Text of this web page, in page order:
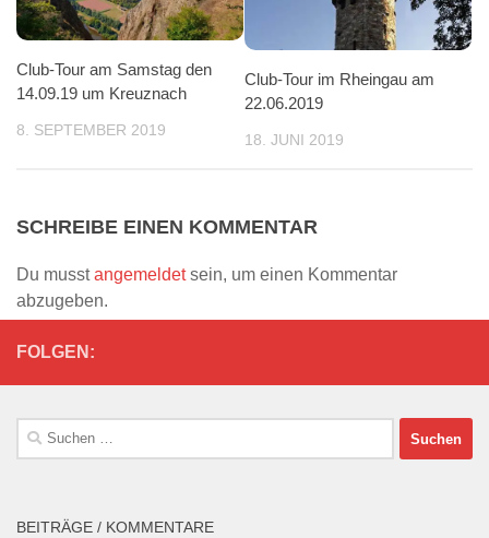
Club-Tour am Samstag den
14.09.19 um Kreuznach
8. SEPTEMBER 2019
Club-Tour im Rheingau am
22.06.2019
18. JUNI 2019
SCHREIBE EINEN KOMMENTAR
Du musstangemeldetsein, um einen Kommentar
abzugeben.
FOLGEN:
Suchen
nach:
BEITRÄGE / KOMMENTARE